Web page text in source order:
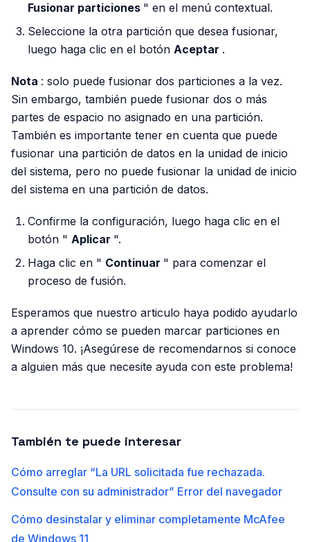
Fusionar particiones " en el menú contextual.
Seleccione la otra partición que desea fusionar,
luego haga clic en el botón Aceptar .
Nota : solo puede fusionar dos particiones a la vez.
Sin embargo, también puede fusionar dos o más
partes de espacio no asignado en una partición.
También es importante tener en cuenta que puede
fusionar una partición de datos en la unidad de inicio
del sistema, pero no puede fusionar la unidad de inicio
del sistema en una partición de datos.
Confirme la configuración, luego haga clic en el
botón " Aplicar ".
Haga clic en " Continuar " para comenzar el
proceso de fusión.
Esperamos que nuestro articulo haya podido ayudarlo
a aprender cómo se pueden marcar particiones en
Windows 10. ¡Asegúrese de recomendarnos si conoce
a alguien más que necesite ayuda con este problema!
También te puede interesar
Cómo arreglar “La URL solicitada fue rechazada.
Consulte con su administrador” Error del navegador
Cómo desinstalar y eliminar completamente McAfee
de Windows 11